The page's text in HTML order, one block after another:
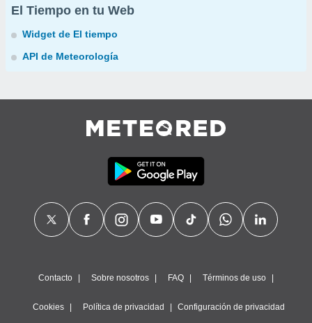
El Tiempo en tu Web
Widget de El tiempo
API de Meteorología
Contacto Sobre nosotros FAQ Términos de uso
Cookies Política de privacidad Configuración de privacidad